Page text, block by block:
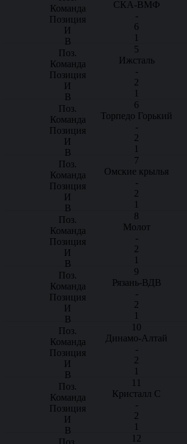
СКА-ВМФ
-
6
1
5
Ижсталь
-
2
1
6
Торпедо Горький
-
2
1
7
Омские крылья
-
2
1
8
Молот
-
2
1
9
Рязань-ВДВ
-
2
1
10
Динамо-Алтай
-
2
1
11
Кристалл С
-
2
1
12